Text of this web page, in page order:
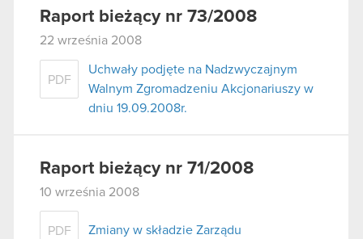
Raport bieżący nr 73/2008
22 września 2008
PDF
Uchwały podjęte na Nadzwyczajnym
Walnym Zgromadzeniu Akcjonariuszy w
dniu 19.09.2008r.
Raport bieżący nr 71/2008
10 września 2008
PDF Zmiany w składzie Zarządu